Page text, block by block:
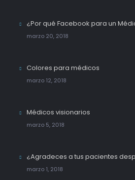
¿Por qué Facebook para un
marzo 20, 2018
Colores para médicos
marzo 12, 2018
Médicos visionarios
marzo 5, 2018
¿Agradeces a tus pacientes
marzo 1, 2018